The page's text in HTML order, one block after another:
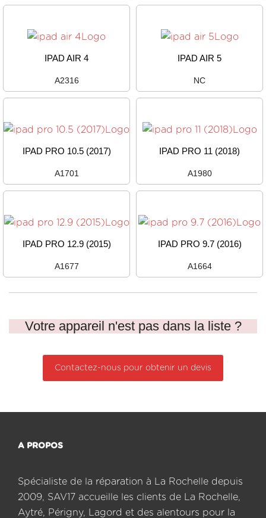
IPAD AIR 4
A2316
IPAD AIR 5
NC
IPAD PRO 10.5 (2017)
A1701
IPAD PRO 11 (2018)
A1980
IPAD PRO 12.9 (2015)
A1677
IPAD PRO 9.7 (2016)
A1664
Votre appareil n'est pas dans la liste ?
Contactez-nous pour obtenir un devis
A PROPOS
Spécialiste de la réparation à La Rochelle depuis
2009, SAV17 accueille les clients de La Rochelle,
Aytré, Périgny, Lagord et des alentours pour la